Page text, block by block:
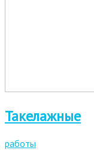
Такелажные
работы